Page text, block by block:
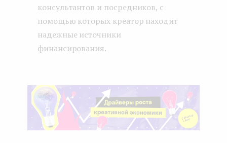
консультантов и посредников, с
помощью которых креатор находит
надежные источники
финансирования.